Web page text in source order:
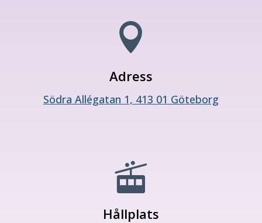

Adress
Södra Allégatan 1, 413 01 Göteborg

Hållplats